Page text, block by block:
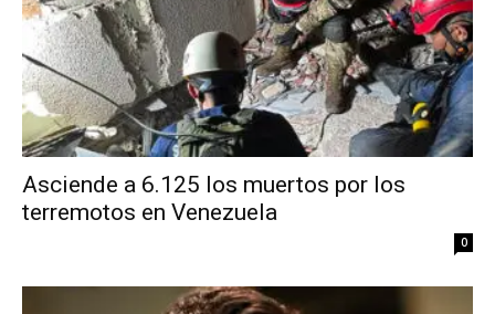
Asciende a 6.125 los muertos por los
terremotos en Venezuela
0